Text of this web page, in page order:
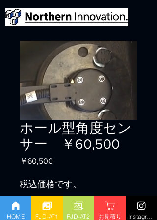
ホール型角度セン
サー ￥60,500
￥60,500
税込価格です。
HOME FJD-AT1 FJD-AT2 お見積り